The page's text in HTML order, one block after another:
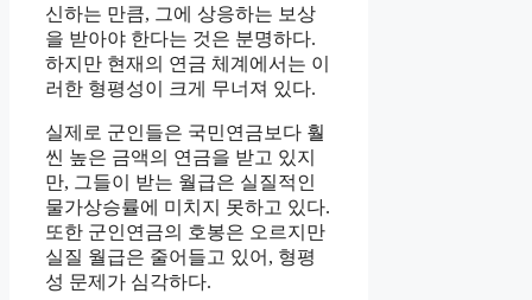
신하는 만큼, 그에 상응하는 보상
을 받아야 한다는 것은 분명하다.
하지만 현재의 연금 체계에서는 이
러한 형평성이 크게 무너져 있다.
실제로 군인들은 국민연금보다 훨
씬 높은 금액의 연금을 받고 있지
만, 그들이 받는 월급은 실질적인
물가상승률에 미치지 못하고 있다.
또한 군인연금의 호봉은 오르지만
실질 월급은 줄어들고 있어, 형평
성 문제가 심각하다.